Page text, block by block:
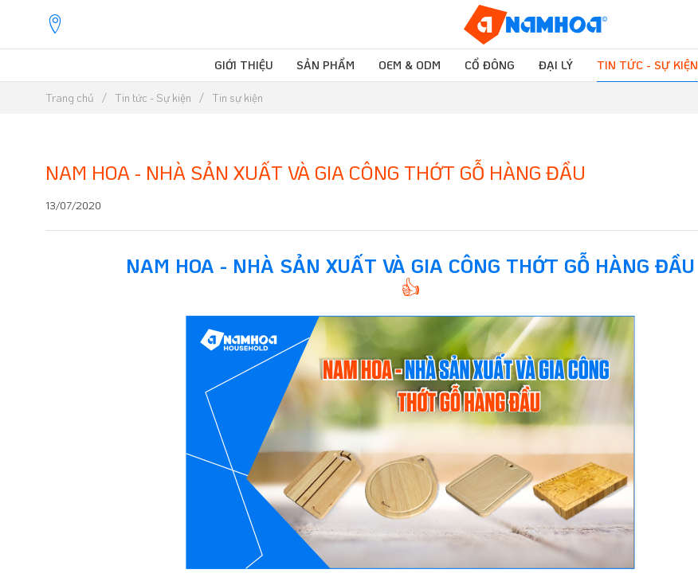
GIỚI THIỆU SẢN PHẨM OEM & ODM CỔ ĐÔNG ĐẠI LÝ TIN TỨC - SỰ KIỆN
Trang chủ Tin tức - Sự kiện Tin sự kiện
NAM HOA - NHÀ SẢN XUẤT VÀ GIA CÔNG THỚT GỖ HÀNG ĐẦU
13/07/2020
NAM HOA - NHÀ SẢN XUẤT VÀ GIA CÔNG THỚT GỖ HÀNG ĐẦU
👍